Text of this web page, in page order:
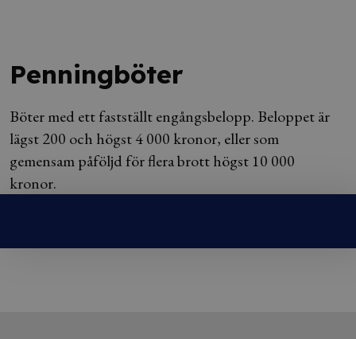
Penningböter
Böter med ett fastställt engångsbelopp. Beloppet är
lägst 200 och högst 4 000 kronor, eller som
gemensam påföljd för flera brott högst 10 000
kronor.